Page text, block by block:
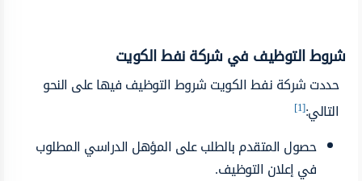
شروط التوظيف في شركة نفط الكويت
حددت شركة نفط الكويت شروط التوظيف فيها على النحو
التالي:[1]
حصول المتقدم بالطلب على المؤهل الدراسي المطلوب
في إعلان التوظيف.